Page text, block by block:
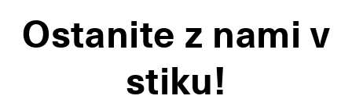
Ostanite z nami v
stiku!